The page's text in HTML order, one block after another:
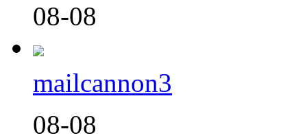
08-08
mailcannon3
08-08